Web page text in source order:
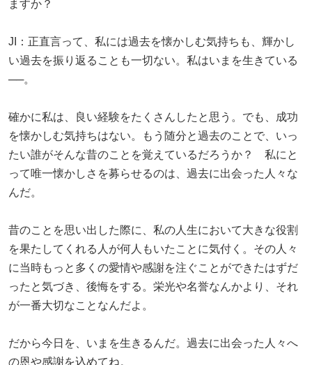
ますか？
JI：正直言って、私には過去を懐かしむ気持ちも、輝かし
い過去を振り返ることも一切ない。私はいまを生きている
──。
確かに私は、良い経験をたくさんしたと思う。でも、成功
を懐かしむ気持ちはない。もう随分と過去のことで、いっ
たい誰がそんな昔のことを覚えているだろうか？ 私にと
って唯一懐かしさを募らせるのは、過去に出会った人々な
んだ。
昔のことを思い出した際に、私の人生において大きな役割
を果たしてくれる人が何人もいたことに気付く。その人々
に当時もっと多くの愛情や感謝を注ぐことができたはずだ
ったと気づき、後悔をする。栄光や名誉なんかより、それ
が一番大切なことなんだよ。
だから今日を、いまを生きるんだ。過去に出会った人々へ
の恩や感謝を込めてね。